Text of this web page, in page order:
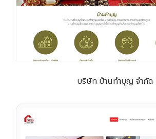
บริษัท บ้านทำบุญ จำกัด